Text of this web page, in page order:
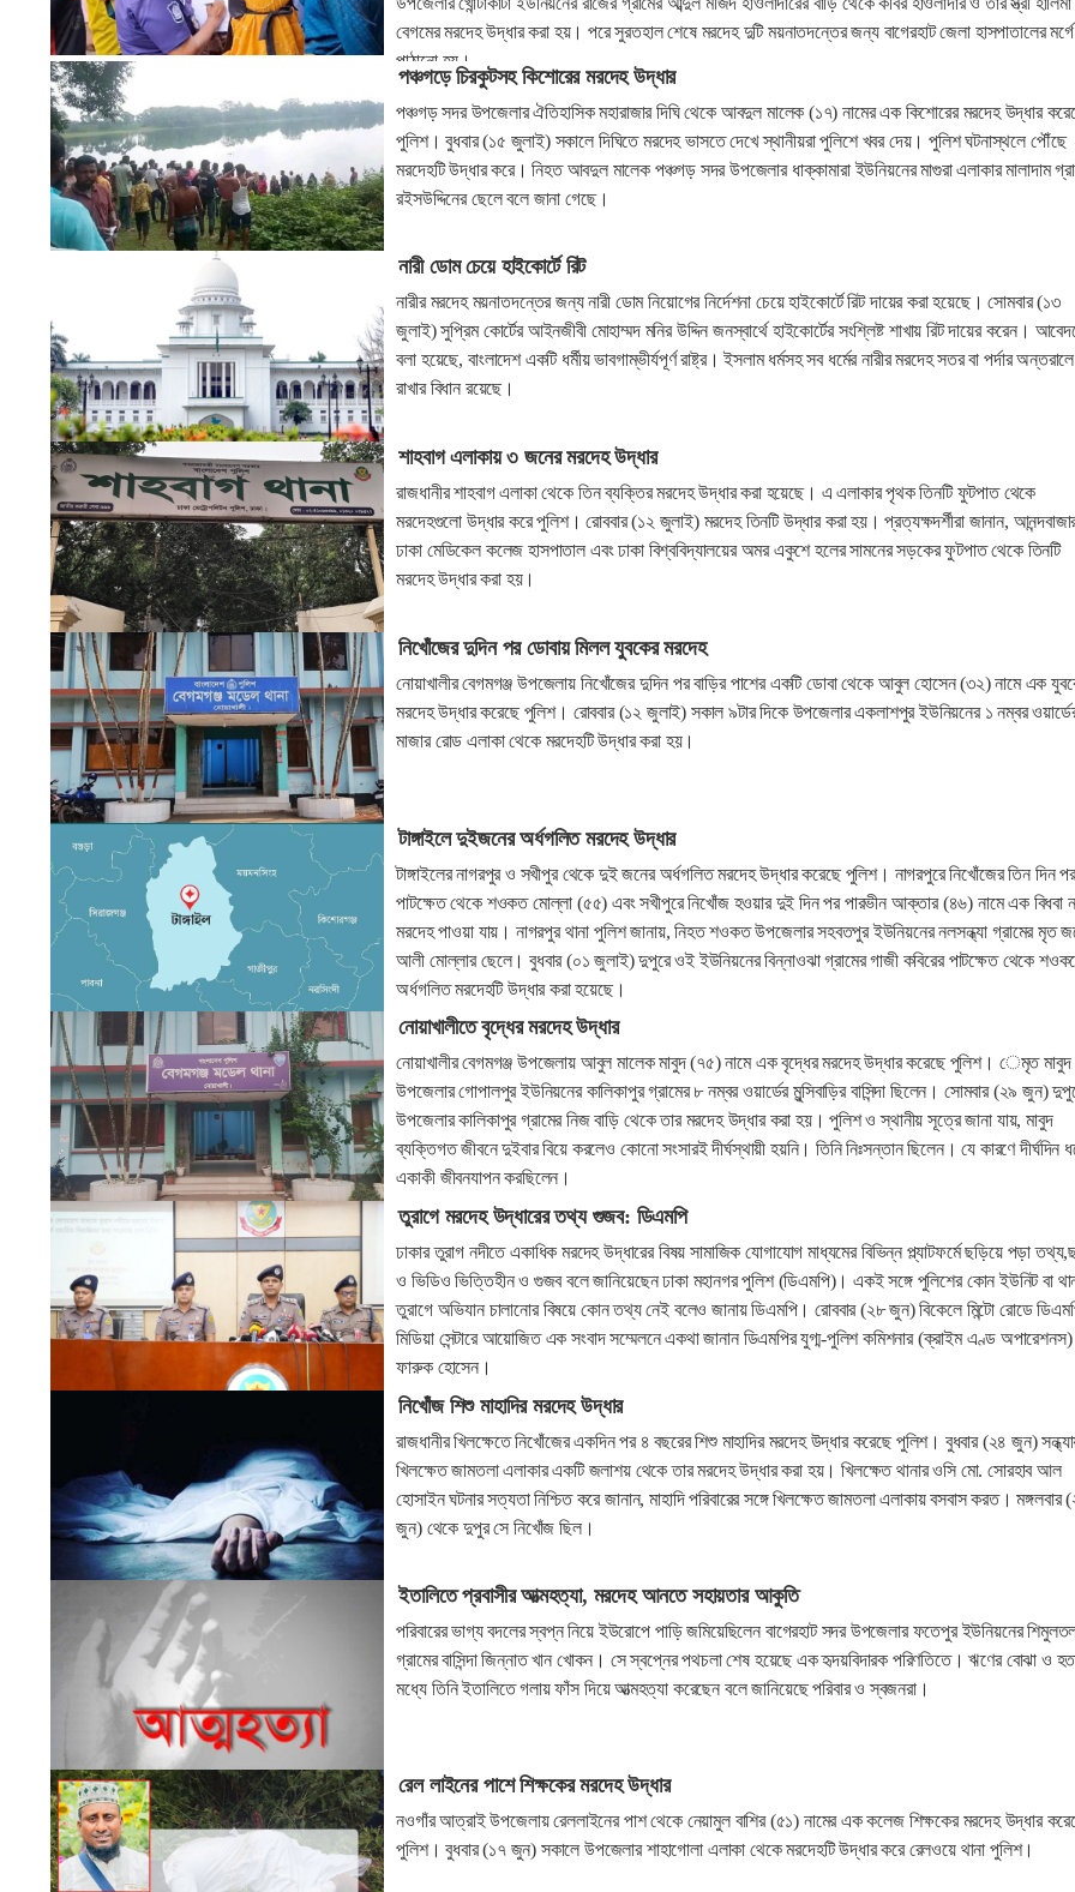
বেগমের মরদেহ উদ্ধার করা হয়। পরে সুরতহাল শেষে মরদেহ দুটি ময়নাতদন্তের জন্য বাগেরহাট জেলা হাসপাতালের মর্গে
পাঠানো হয়।
পঞ্চগড়ে চিরকুটসহ কিশোরের মরদেহ উদ্ধার
পঞ্চগড় সদর উপজেলার ঐতিহাসিক মহারাজার দিঘি থেকে আবদুল মালেক (১৭) নামের এক কিশোরের মরদেহ উদ্ধার
পুলিশ। বুধবার (১৫ জুলাই) সকালে দিঘিতে মরদেহ ভাসতে দেখে স্থানীয়রা পুলিশে খবর দেয়। পুলিশ ঘটনাস্থলে পৌঁছে
মরদেহটি উদ্ধার করে। নিহত আবদুল মালেক পঞ্চগড় সদর উপজেলার ধাক্কামারা ইউনিয়নের মাগুরা এলাকার মালাদাম
রইসউদ্দিনের ছেলে বলে জানা গেছে।
নারী ডোম চেয়ে হাইকোর্টে রিট
নারীর মরদেহ ময়নাতদন্তের জন্য নারী ডোম নিয়োগের নির্দেশনা চেয়ে হাইকোর্টে রিট দায়ের করা হয়েছে। সোমবার (১৩
জুলাই) সুপ্রিম কোর্টের আইনজীবী মোহাম্মদ মনির উদ্দিন জনস্বার্থে হাইকোর্টের সংশ্লিষ্ট শাখায় রিট দায়ের করেন।
বলা হয়েছে, বাংলাদেশ একটি ধর্মীয় ভাবগাম্ভীর্যপূর্ণ রাষ্ট্র। ইসলাম ধর্মসহ সব ধর্মের নারীর মরদেহ সতর বা পর্দার অন্তরালে
রাখার বিধান রয়েছে।
শাহবাগ এলাকায় ৩ জনের মরদেহ উদ্ধার
রাজধানীর শাহবাগ এলাকা থেকে তিন ব্যক্তির মরদেহ উদ্ধার করা হয়েছে। এ এলাকার পৃথক তিনটি ফুটপাত থেকে
মরদেহগুলো উদ্ধার করে পুলিশ। রোববার (১২ জুলাই) মরদেহ তিনটি উদ্ধার করা হয়। প্রত্যক্ষদর্শীরা জানান,
ঢাকা মেডিকেল কলেজ হাসপাতাল এবং ঢাকা বিশ্ববিদ্যালয়ের অমর একুশে হলের সামনের সড়কের ফুটপাত থেকে তিনটি
মরদেহ উদ্ধার করা হয়।
নিখোঁজের দুদিন পর ডোবায় মিলল যুবকের মরদেহ
নোয়াখালীর বেগমগঞ্জ উপজেলায় নিখোঁজের দুদিন পর বাড়ির পাশের একটি ডোবা থেকে আবুল হোসেন (৩২) নামে এক
মরদেহ উদ্ধার করেছে পুলিশ। রোববার (১২ জুলাই) সকাল ৯টার দিকে উপজেলার একলাশপুর ইউনিয়নের ১ নম্বর
মাজার রোড এলাকা থেকে মরদেহটি উদ্ধার করা হয়।
টাঙ্গাইলে দুইজনের অর্ধগলিত মরদেহ উদ্ধার
টাঙ্গাইলের নাগরপুর ও সখীপুর থেকে দুই জনের অর্ধগলিত মরদেহ উদ্ধার করেছে পুলিশ। নাগরপুরে নিখোঁজের তিন দিন পর
পাটক্ষেত থেকে শওকত মোল্লা (৫৫) এবং সখীপুরে নিখোঁজ হওয়ার দুই দিন পর পারভীন আক্তার (৪৬) নামে এক বিধবা
মরদেহ পাওয়া যায়। নাগরপুর থানা পুলিশ জানায়, নিহত শওকত উপজেলার সহবতপুর ইউনিয়নের নলসন্ধ্যা গ্রামের মৃত
আলী মোল্লার ছেলে। বুধবার (০১ জুলাই) দুপুরে ওই ইউনিয়নের বিন্নাওঝা গ্রামের গাজী কবিরের পাটক্ষেত থেকে
অর্ধগলিত মরদেহটি উদ্ধার করা হয়েছে।
নোয়াখালীতে বৃদ্ধের মরদেহ উদ্ধার
নোয়াখালীর বেগমগঞ্জ উপজেলায় আবুল মালেক মাবুদ (৭৫) নামে এক বৃদ্ধের মরদেহ উদ্ধার করেছে পুলিশ। েমৃত মাবুদ
উপজেলার গোপালপুর ইউনিয়নের কালিকাপুর গ্রামের ৮ নম্বর ওয়ার্ডের মুন্সিবাড়ির বাসিন্দা ছিলেন। সোমবার (২৯ জুন)
উপজেলার কালিকাপুর গ্রামের নিজ বাড়ি থেকে তার মরদেহ উদ্ধার করা হয়। পুলিশ ও স্থানীয় সূত্রে জানা যায়, মাবুদ
ব্যক্তিগত জীবনে দুইবার বিয়ে করলেও কোনো সংসারই দীর্ঘস্থায়ী হয়নি। তিনি নিঃসন্তান ছিলেন। যে কারণে দীর্ঘদিন
একাকী জীবনযাপন করছিলেন।
তুরাগে মরদেহ উদ্ধারের তথ্য গুজব: ডিএমপি
ঢাকার তুরাগ নদীতে একাধিক মরদেহ উদ্ধারের বিষয় সামাজিক যোগাযোগ মাধ্যমের বিভিন্ন প্ল্যাটফর্মে ছড়িয়ে পড়া
ও ভিডিও ভিত্তিহীন ও গুজব বলে জানিয়েছেন ঢাকা মহানগর পুলিশ (ডিএমপি)। একই সঙ্গে পুলিশের কোন ইউনিট বা
তুরাগে অভিযান চালানোর বিষয়ে কোন তথ্য নেই বলেও জানায় ডিএমপি। রোববার (২৮ জুন) বিকেলে মিন্টো রোডে
মিডিয়া সেন্টারে আয়োজিত এক সংবাদ সম্মেলনে একথা জানান ডিএমপির যুগ্ম-পুলিশ কমিশনার (ক্রাইম এণ্ড অপারেশনস)
ফারুক হোসেন।
নিখোঁজ শিশু মাহাদির মরদেহ উদ্ধার
রাজধানীর খিলক্ষেতে নিখোঁজের একদিন পর ৪ বছরের শিশু মাহাদির মরদেহ উদ্ধার করেছে পুলিশ। বুধবার (২৪ জুন)
খিলক্ষেত জামতলা এলাকার একটি জলাশয় থেকে তার মরদেহ উদ্ধার করা হয়। খিলক্ষেত থানার ওসি মো. সোরহাব আল
হোসাইন ঘটনার সত্যতা নিশ্চিত করে জানান, মাহাদি পরিবারের সঙ্গে খিলক্ষেত জামতলা এলাকায় বসবাস করত। মঙ্গলবার
জুন) থেকে দুপুর সে নিখোঁজ ছিল।
ইতালিতে প্রবাসীর আত্মহত্যা, মরদেহ আনতে সহায়তার আকুতি
পরিবারের ভাগ্য বদলের স্বপ্ন নিয়ে ইউরোপে পাড়ি জমিয়েছিলেন বাগেরহাট সদর উপজেলার ফতেপুর ইউনিয়নের
গ্রামের বাসিন্দা জিন্নাত খান খোকন। সে স্বপ্নের পথচলা শেষ হয়েছে এক হৃদয়বিদারক পরিণতিতে। ঋণের বোঝা ও
মধ্যে তিনি ইতালিতে গলায় ফাঁস দিয়ে আত্মহত্যা করেছেন বলে জানিয়েছে পরিবার ও স্বজনরা।
রেল লাইনের পাশে শিক্ষকের মরদেহ উদ্ধার
নওগাঁর আত্রাই উপজেলায় রেললাইনের পাশ থেকে নেয়ামুল বাশির (৫১) নামের এক কলেজ শিক্ষকের মরদেহ উদ্ধার
পুলিশ। বুধবার (১৭ জুন) সকালে উপজেলার শাহাগোলা এলাকা থেকে মরদেহটি উদ্ধার করে রেলওয়ে থানা পুলিশ।